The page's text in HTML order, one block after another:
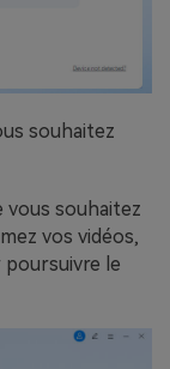
souhaitez
vous souhaitez
vos vidéos,
le